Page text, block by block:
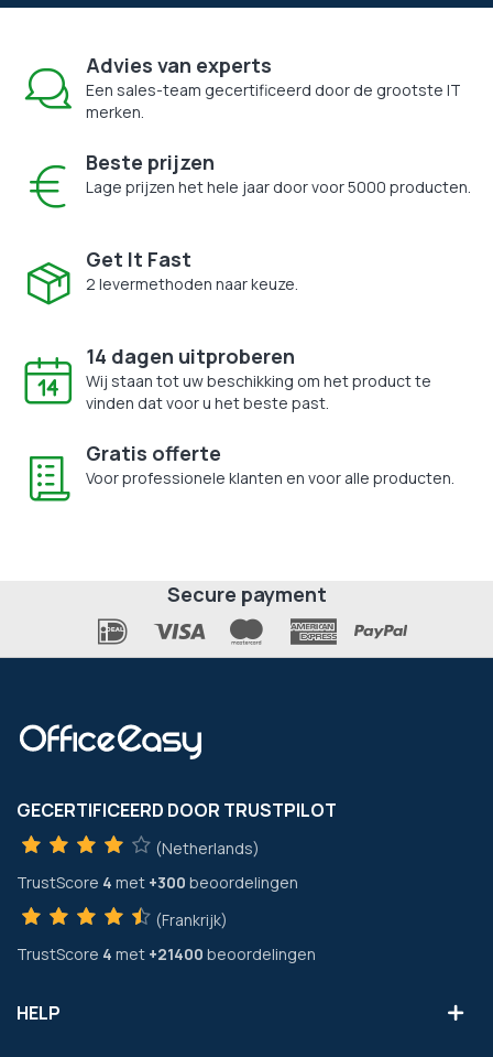
Advies van experts
Een sales-team gecertificeerd door de grootste IT
merken.
Beste prijzen
Lage prijzen het hele jaar door voor 5000 producten.
Get It Fast
2 levermethoden naar keuze.
14 dagen uitproberen
Wij staan tot uw beschikking om het product te
vinden dat voor u het beste past.
Gratis offerte
Voor professionele klanten en voor alle producten.
Secure payment
GECERTIFICEERD DOOR TRUSTPILOT
(Netherlands)
TrustScore 4 met +300 beoordelingen
(Frankrijk)
TrustScore 4 met +21400 beoordelingen
HELP